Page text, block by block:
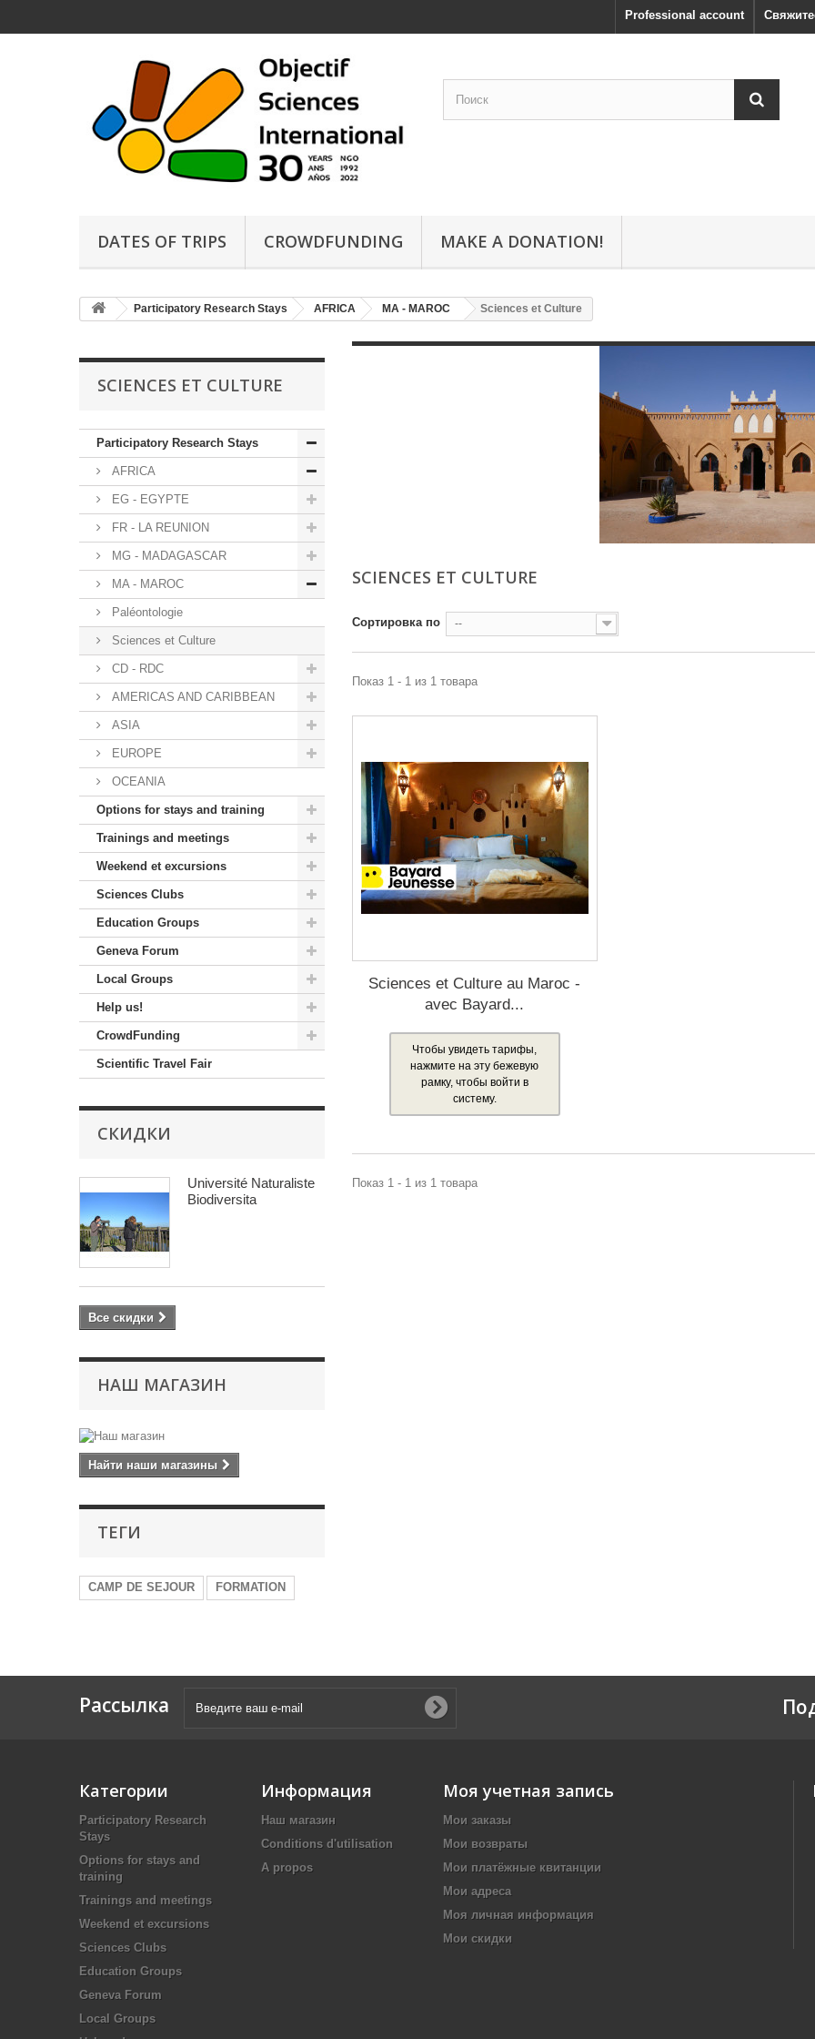
Professional account
DATES OF TRIPS CROWDFUNDING MAKE A DONATION!
Participatory Research Stays AFRICA MA - MAROC Sciences et Culture
SCIENCES ET CULTURE
Participatory Research Stays
AFRICA
EG - EGYPTE
FR - LA REUNION
MG - MADAGASCAR
MA - MAROC
Paléontologie
Sciences et Culture
CD - RDC
AMERICAS AND CARIBBEAN
ASIA
EUROPE
OCEANIA
Options for stays and training
Trainings and meetings
Weekend et excursions
Sciences Clubs
Education Groups
Geneva Forum
Local Groups
Help us!
CrowdFunding
Scientific Travel Fair
СКИДКИ
Université Naturaliste
Biodiversita
Все скидки
НАШ МАГАЗИН
Найти наши магазины
ТЕГИ
CAMP DE SEJOUR FORMATION
SCIENCES ET CULTURE
Сортировка по --
Показ 1 - 1 из 1 товара
Sciences et Culture au Maroc -
avec Bayard...
Чтобы увидеть тарифы,
нажмите на эту бежевую
рамку, чтобы войти в
систему.
Показ 1 - 1 из 1 товара
Рассылка
Категории
Participatory Research
Stays
Options for stays and
training
Trainings and meetings
Weekend et excursions
Sciences Clubs
Education Groups
Geneva Forum
Local Groups
Информация
Наш магазин
Conditions d'utilisation
A propos
Моя учетная запись
Мои заказы
Мои возвраты
Мои платёжные квитанции
Мои адреса
Моя личная информация
Мои скидки